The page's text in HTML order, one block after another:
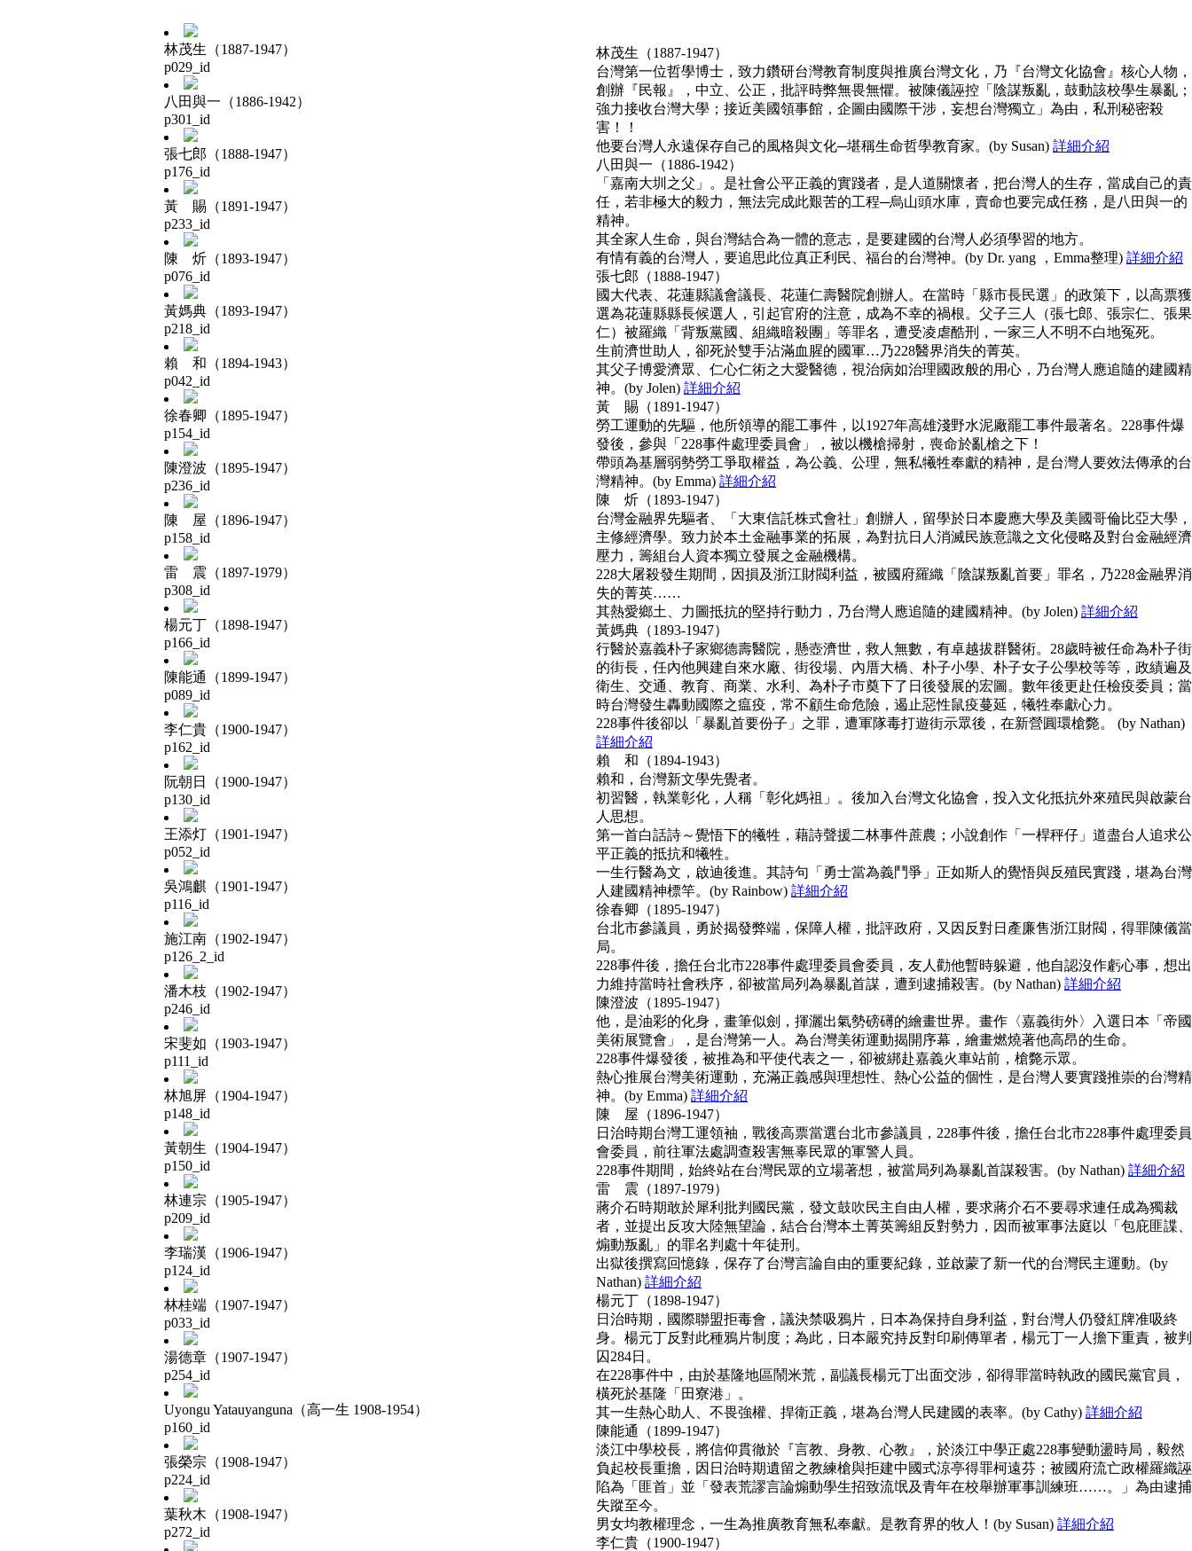
林茂生（1887-1947）
台灣第一位哲學博士，致力鑽研台灣教育制度與推廣台灣文化，乃『台灣文化協會』核心人物，
創辦『民報』，中立、公正，批評時弊無畏無懼。被陳儀誣控「陰謀叛亂，鼓動該校學生暴亂；
強力接收台灣大學；接近美國領事館，企圖由國際干涉，妄想台灣獨立」為由，私刑秘密殺
害！！
他要台灣人永遠保存自己的風格與文化─堪稱生命哲學教育家。(by Susan) 詳細介紹
八田與一（1886-1942）
「嘉南大圳之父」。是社會公平正義的實踐者，是人道關懷者，把台灣人的生存，當成自己的責
任，若非極大的毅力，無法完成此艱苦的工程─烏山頭水庫，賣命也要完成任務，是八田與一的
精神。
其全家人生命，與台灣結合為一體的意志，是要建國的台灣人必須學習的地方。
有情有義的台灣人，要追思此位真正利民、福台的台灣神。(by Dr. yang ，Emma整理) 詳細介紹
張七郎（1888-1947）
國大代表、花蓮縣議會議長、花蓮仁壽醫院創辦人。在當時「縣市長民選」的政策下，以高票獲
選為花蓮縣縣長候選人，引起官府的注意，成為不幸的禍根。父子三人（張七郎、張宗仁、張果
仁）被羅織「背叛黨國、組織暗殺團」等罪名，遭受凌虐酷刑，一家三人不明不白地冤死。
生前濟世助人，卻死於雙手沾滿血腥的國軍…乃228醫界消失的菁英。
其父子博愛濟眾、仁心仁術之大愛醫德，視治病如治理國政般的用心，乃台灣人應追隨的建國精
神。(by Jolen) 詳細介紹
黃 賜（1891-1947）
勞工運動的先驅，他所領導的罷工事件，以1927年高雄淺野水泥廠罷工事件最著名。228事件爆
發後，參與「228事件處理委員會」，被以機槍掃射，喪命於亂槍之下！
帶頭為基層弱勢勞工爭取權益，為公義、公理，無私犧牲奉獻的精神，是台灣人要效法傳承的台
灣精神。(by Emma) 詳細介紹
陳 炘（1893-1947）
台灣金融界先驅者、「大東信託株式會社」創辦人，留學於日本慶應大學及美國哥倫比亞大學，
主修經濟學。致力於本土金融事業的拓展，為對抗日人消滅民族意識之文化侵略及對台金融經濟
壓力，籌組台人資本獨立發展之金融機構。
228大屠殺發生期間，因損及浙江財閥利益，被國府羅織「陰謀叛亂首要」罪名，乃228金融界消
失的菁英……
其熱愛鄉土、力圖抵抗的堅持行動力，乃台灣人應追隨的建國精神。(by Jolen) 詳細介紹
黃媽典（1893-1947）
行醫於嘉義朴子家鄉德壽醫院，懸壺濟世，救人無數，有卓越拔群醫術。28歲時被任命為朴子街
的街長，任內他興建自來水廠、街役場、內厝大橋、朴子小學、朴子女子公學校等等，政績遍及
衛生、交通、教育、商業、水利、為朴子市奠下了日後發展的宏圖。數年後更赴任檢疫委員；當
時台灣發生轟動國際之瘟疫，常不顧生命危險，遏止惡性鼠疫蔓延，犧牲奉獻心力。
228事件後卻以「暴亂首要份子」之罪，遭軍隊毒打遊街示眾後，在新營圓環槍斃。 (by Nathan)
詳細介紹
賴 和（1894-1943）
賴和，台灣新文學先覺者。
初習醫，執業彰化，人稱「彰化媽祖」。後加入台灣文化協會，投入文化抵抗外來殖民與啟蒙台
人思想。
第一首白話詩～覺悟下的犧牲，藉詩聲援二林事件蔗農；小說創作「一桿秤仔」道盡台人追求公
平正義的抵抗和犧牲。
一生行醫為文，啟迪後進。其詩句「勇士當為義鬥爭」正如斯人的覺悟與反殖民實踐，堪為台灣
人建國精神標竿。(by Rainbow) 詳細介紹
徐春卿（1895-1947）
台北市參議員，勇於揭發弊端，保障人權，批評政府，又因反對日產廉售浙江財閥，得罪陳儀當
局。
228事件後，擔任台北市228事件處理委員會委員，友人勸他暫時躲避，他自認沒作虧心事，想出
力維持當時社會秩序，卻被當局列為暴亂首謀，遭到逮捕殺害。(by Nathan) 詳細介紹
陳澄波（1895-1947）
他，是油彩的化身，畫筆似劍，揮灑出氣勢磅礡的繪畫世界。畫作〈嘉義街外〉入選日本「帝國
美術展覽會」，是台灣第一人。為台灣美術運動揭開序幕，繪畫燃燒著他高昂的生命。
228事件爆發後，被推為和平使代表之一，卻被綁赴嘉義火車站前，槍斃示眾。
熱心推展台灣美術運動，充滿正義感與理想性、熱心公益的個性，是台灣人要實踐推崇的台灣精
神。(by Emma) 詳細介紹
陳 屋（1896-1947）
日治時期台灣工運領袖，戰後高票當選台北市參議員，228事件後，擔任台北市228事件處理委員
會委員，前往軍法處調查殺害無辜民眾的軍警人員。
228事件期間，始終站在台灣民眾的立場著想，被當局列為暴亂首謀殺害。(by Nathan) 詳細介紹
雷 震（1897-1979）
蔣介石時期敢於犀利批判國民黨，發文鼓吹民主自由人權，要求蔣介石不要尋求連任成為獨裁
者，並提出反攻大陸無望論，結合台灣本土菁英籌組反對勢力，因而被軍事法庭以「包庇匪諜、
煽動叛亂」的罪名判處十年徒刑。
出獄後撰寫回憶錄，保存了台灣言論自由的重要紀錄，並啟蒙了新一代的台灣民主運動。(by
Nathan) 詳細介紹
楊元丁（1898-1947）
日治時期，國際聯盟拒毒會，議決禁吸鴉片，日本為保持自身利益，對台灣人仍發紅牌准吸終
身。楊元丁反對此種鴉片制度；為此，日本嚴究持反對印刷傳單者，楊元丁一人擔下重責，被判
囚284日。
在228事件中，由於基隆地區鬧米荒，副議長楊元丁出面交涉，卻得罪當時執政的國民黨官員，
橫死於基隆「田寮港」。
其一生熱心助人、不畏強權、捍衛正義，堪為台灣人民建國的表率。(by Cathy) 詳細介紹
陳能通（1899-1947）
淡江中學校長，將信仰貫徹於『言教、身教、心教』，於淡江中學正處228事變動盪時局，毅然
負起校長重擔，因日治時期遺留之教練槍與拒建中國式涼亭得罪柯遠芬；被國府流亡政權羅織誣
陷為「匪首」並「發表荒謬言論煽動學生招致流氓及青年在校舉辦軍事訓練班……。」為由逮捕
失蹤至今。
男女均教權理念，一生為推廣教育無私奉獻。是教育界的牧人！(by Susan) 詳細介紹
李仁貴（1900-1947）
林茂生（1887-1947）
p029_id
八田與一（1886-1942）
p301_id
張七郎（1888-1947）
p176_id
黃 賜（1891-1947）
p233_id
陳 炘（1893-1947）
p076_id
黃媽典（1893-1947）
p218_id
賴 和（1894-1943）
p042_id
徐春卿（1895-1947）
p154_id
陳澄波（1895-1947）
p236_id
陳 屋（1896-1947）
p158_id
雷 震（1897-1979）
p308_id
楊元丁（1898-1947）
p166_id
陳能通（1899-1947）
p089_id
李仁貴（1900-1947）
p162_id
阮朝日（1900-1947）
p130_id
王添灯（1901-1947）
p052_id
吳鴻麒（1901-1947）
p116_id
施江南（1902-1947）
p126_2_id
潘木枝（1902-1947）
p246_id
宋斐如（1903-1947）
p111_id
林旭屏（1904-1947）
p148_id
黃朝生（1904-1947）
p150_id
林連宗（1905-1947）
p209_id
李瑞漢（1906-1947）
p124_id
林桂端（1907-1947）
p033_id
湯德章（1907-1947）
p254_id
Uyongu Yatauyanguna（高一生 1908-1954）
p160_id
張榮宗（1908-1947）
p224_id
葉秋木（1908-1947）
p272_id